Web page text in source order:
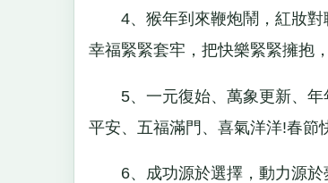
4、猴年到來鞭炮鬧，紅妝對
幸福緊緊套牢，把快樂緊緊擁抱
5、一元復始、萬象更新、年
平安、五福滿門、喜氣洋洋!春節
6、成功源於選擇，動力源於